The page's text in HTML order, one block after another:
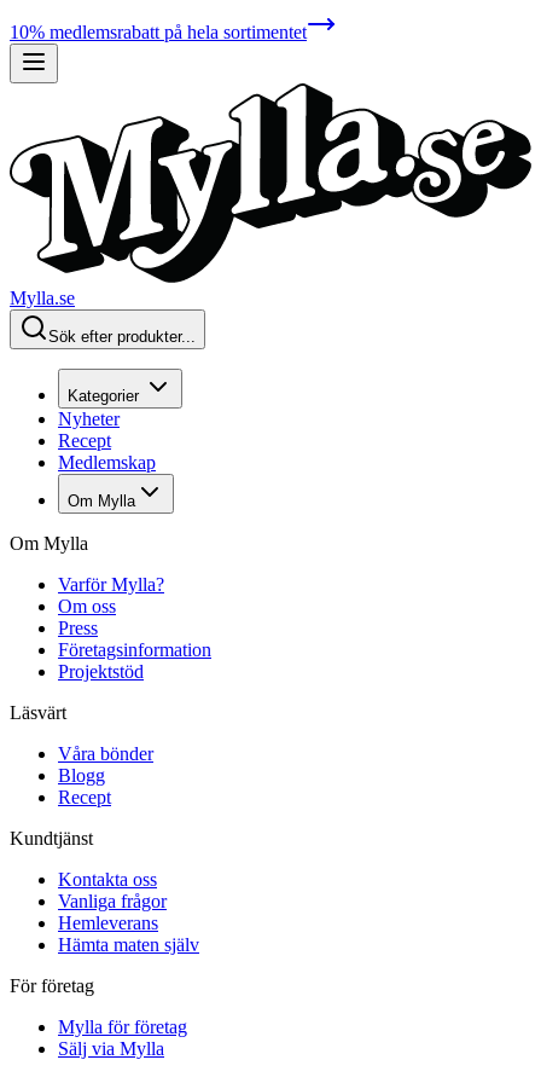
10% medlemsrabatt på hela sortimentet
Mylla.se
Sök efter produkter...
Kategorier
Nyheter
Recept
Medlemskap
Om Mylla
Om Mylla
Varför Mylla?
Om oss
Press
Företagsinformation
Projektstöd
Läsvärt
Våra bönder
Blogg
Recept
Kundtjänst
Kontakta oss
Vanliga frågor
Hemleverans
Hämta maten själv
För företag
Mylla för företag
Sälj via Mylla